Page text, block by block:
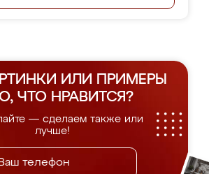
ИЛИ ПРИМЕРЫ
ЧТО НРАВИТСЯ?
— сделаем также или
лучше!